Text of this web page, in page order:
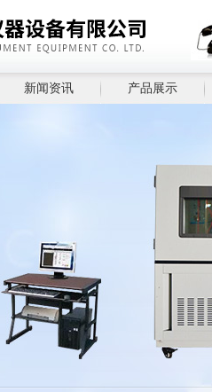
新闻资讯 产品展示